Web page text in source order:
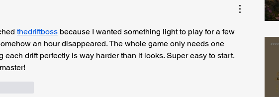
thedriftboss because I wanted something light to play for a few
an hour disappeared. The whole game only needs one
each drift perfectly is way harder than it looks. Super easy to start,